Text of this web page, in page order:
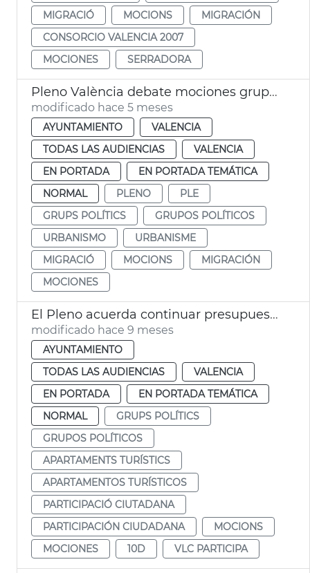
MIGRACIÓ
MOCIONS
MIGRACIÓN
CONSORCIO VALENCIA 2007
MOCIONES
SERRADORA
Pleno València debate mociones grupos municipales
modificado hace 5 meses
AYUNTAMIENTO
VALENCIA
TODAS LAS AUDIENCIAS
VALENCIA
EN PORTADA
EN PORTADA TEMÁTICA
NORMAL
PLENO
PLE
GRUPS POLÍTICS
GRUPOS POLÍTICOS
URBANISMO
URBANISME
MIGRACIÓ
MOCIONS
MIGRACIÓN
MOCIONES
El Pleno acuerda continuar presupuestos participativos ‘VLC Participa’
modificado hace 9 meses
AYUNTAMIENTO
TODAS LAS AUDIENCIAS
VALENCIA
EN PORTADA
EN PORTADA TEMÁTICA
NORMAL
GRUPS POLÍTICS
GRUPOS POLÍTICOS
APARTAMENTS TURÍSTICS
APARTAMENTOS TURÍSTICOS
PARTICIPACIÓ CIUTADANA
PARTICIPACIÓN CIUDADANA
MOCIONS
MOCIONES
10D VLC PARTICIPA